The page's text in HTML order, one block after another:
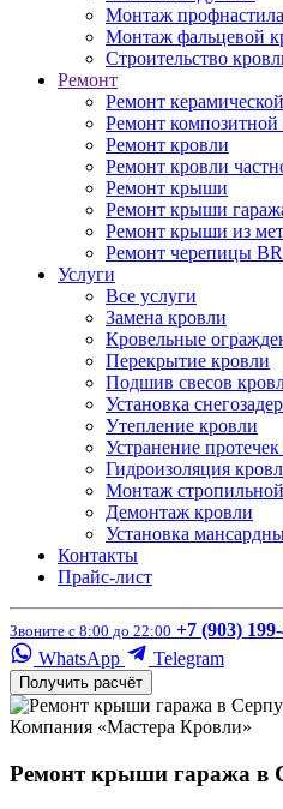
Монтаж профнастила
Монтаж фальцевой
Строительство
Ремонт
Ремонт
Ремонт
Ремонт кровли
Ремонт кровли
Ремонт крыши
Ремонт крыши
Ремонт крыши из
Ремонт черепицы
Услуги
Все услуги
Замена кровли
Кровельные
Перекрытие кровли
Подшив свесов
Установка
Утепление кровли
Устранение
Гидроизоляция
Монтаж
Демонтаж кровли
Установка
Контакты
Прайс-лист
Звоните с 8:00 до 22:00 +7 (903)
WhatsApp
Telegram
Получить расчёт
Компания «Мастера Кровли»
Ремонт крыши гаража в